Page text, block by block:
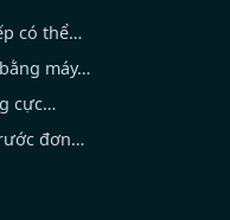
có thể…
máy…
cực…
đơn…